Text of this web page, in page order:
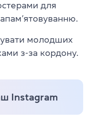
для
молодших
з-за кордону.
Instagram